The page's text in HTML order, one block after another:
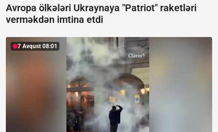
Avropa ölkələri Ukraynaya "Patriot" raketləri
verməkdən imtina etdi
7 Avqust 08:01